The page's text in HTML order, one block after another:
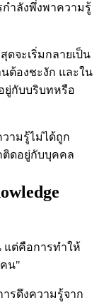
กำลังพึ่งพาความรู้
จะเริ่มกลายเป็น
ต้องชะงัก และใน
ยู่กับบริบทหรือ
ามรู้ไม่ได้ถูก
ติดอยู่กับบุคคล
แต่คือการทำให้
น"
ารดึงความรู้จาก